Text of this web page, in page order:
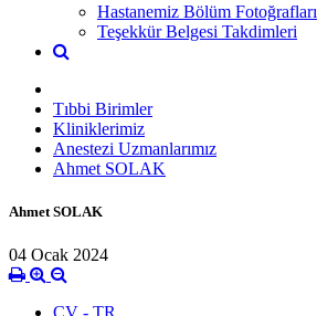
Hastanemiz Bölüm Fotoğrafları
Teşekkür Belgesi Takdimleri
Tıbbi Birimler
Kliniklerimiz
Anestezi Uzmanlarımız
Ahmet SOLAK
Ahmet SOLAK
04 Ocak 2024